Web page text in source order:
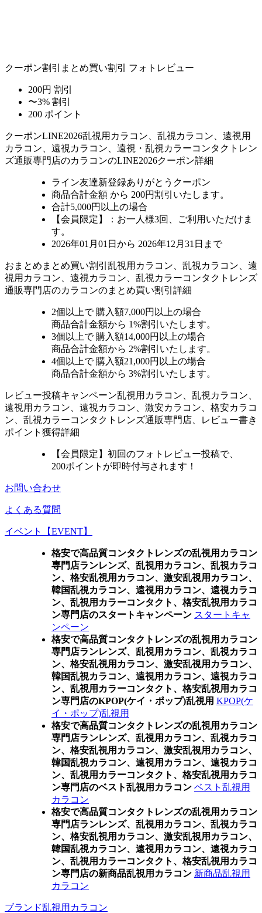
クーポン割引 まとめ買い割引 フォトレビュー
200円 割引
〜3% 割引
200 ポイント
クーポンLINE2026乱視用カラコン、乱視カラコン、遠視用
カラコン、遠視カラコン、遠視・乱視カラーコンタクトレン
ズ通販専門店のカラコンのLINE2026クーポン詳細
ライン友達新登録ありがとうクーポン
商品合計金額 から 200円割引 いたします。
合計5,000円以上の場合
【会員限定】：お一人様3回
、ご利用いただけま
す。
2026年01月01日から 2026年12月31日まで
おまとめ まとめ買い割引 乱視用カラコン、乱視カラコン、遠
視用カラコン、遠視カラコン、乱視カラーコンタクトレンズ
通販専門店のカラコンのまとめ買い割引詳細
2個 以上で 購入額7,000円以上の場合
商品合計金額から 1%割引いたします。
3個 以上で 購入額14,000円以上の場合
商品合計金額から 2%割引いたします。
4個 以上で 購入額21,000円以上の場合
商品合計金額から 3%割引いたします。
レビュー投稿キャンペーン乱視用カラコン、乱視カラコン、
遠視用カラコン、遠視カラコン、激安カラコン、格安カラコ
ン、乱視カラーコンタクトレンズ通販専門店、レビュー書き
ポイント獲得詳細
【会員限定】初回のフォトレビュー投稿で、
200ポイント が即時付与されます！
お問い合わせ
よくある質問
イベント【EVENT】
格安で高品質コンタクトレンズの乱視用カラコン
専門店ランレンズ、乱視用カラコン、乱視カラコ
ン、格安乱視用カラコン、激安乱視用カラコン、
韓国乱視カラコン、遠視用カラコン、遠視カラコ
ン、乱視用カラーコンタクト、格安乱視用カラコ
ン専門店のスタートキャンペーン スタートキャ
ンペーン
格安で高品質コンタクトレンズの乱視用カラコン
専門店ランレンズ、乱視用カラコン、乱視カラコ
ン、格安乱視用カラコン、激安乱視用カラコン、
韓国乱視カラコン、遠視用カラコン、遠視カラコ
ン、乱視用カラーコンタクト、格安乱視用カラコ
ン専門店のKPOP(ケイ・ポップ)乱視用 KPOP(ケ
イ・ポップ)乱視用
格安で高品質コンタクトレンズの乱視用カラコン
専門店ランレンズ、乱視用カラコン、乱視カラコ
ン、格安乱視用カラコン、激安乱視用カラコン、
韓国乱視カラコン、遠視用カラコン、遠視カラコ
ン、乱視用カラーコンタクト、格安乱視用カラコ
ン専門店のベスト乱視用カラコン ベスト乱視用
カラコン
格安で高品質コンタクトレンズの乱視用カラコン
専門店ランレンズ、乱視用カラコン、乱視カラコ
ン、格安乱視用カラコン、激安乱視用カラコン、
韓国乱視カラコン、遠視用カラコン、遠視カラコ
ン、乱視用カラーコンタクト、格安乱視用カラコ
ン専門店の新商品乱視用カラコン 新商品乱視用
カラコン
ブランド乱視用カラコン